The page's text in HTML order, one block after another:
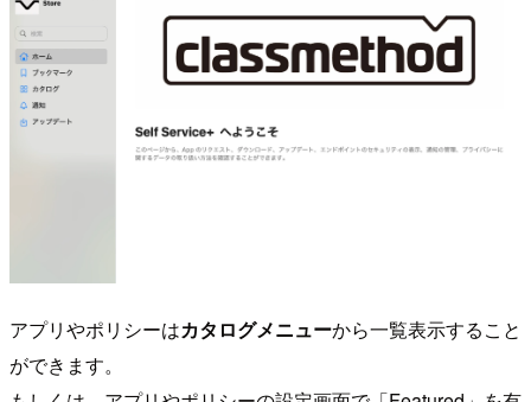
アプリやポリシーはカタログメニューから一覧表示すること
ができます。